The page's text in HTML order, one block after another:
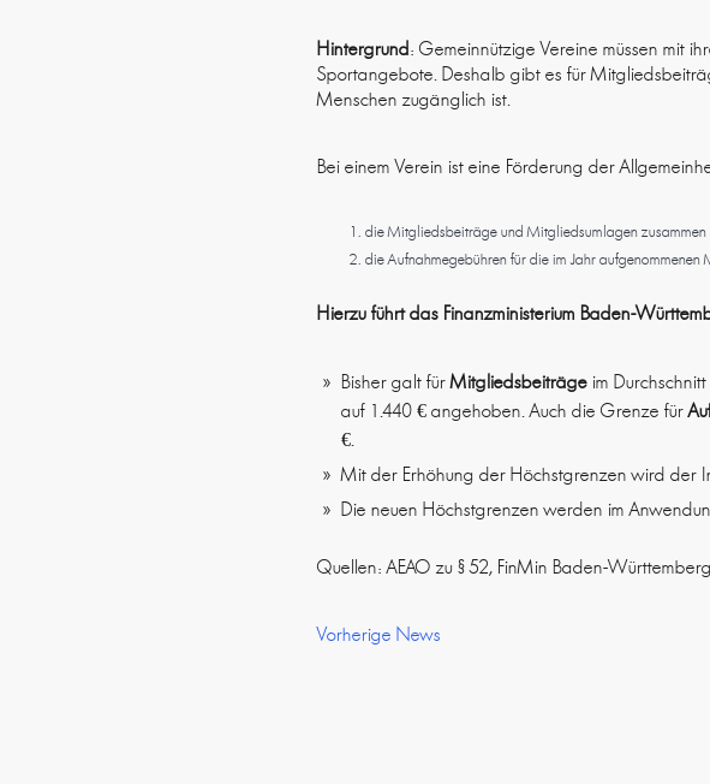
Hintergrund: Gemeinnützige Vereine müssen mit
Sportangebote. Deshalb gibt es für
Menschen zugänglich ist.
Bei einem Verein ist eine Förderung der
die Mitgliedsbeiträge und Mitgliedsumlagen
die Aufnahmegebühren für die im Jahr
Hierzu führt das Finanzministerium Baden-
Bisher galt fürMitgliedsbeiträge im
auf 1.440 € angehoben. Auch die Grenze für
€.
Mit der Erhöhung der Höchstgrenzen wird der
Die neuen Höchstgrenzen werden im
Quellen: AEAO zu § 52, FinMin Baden-
Vorherige News